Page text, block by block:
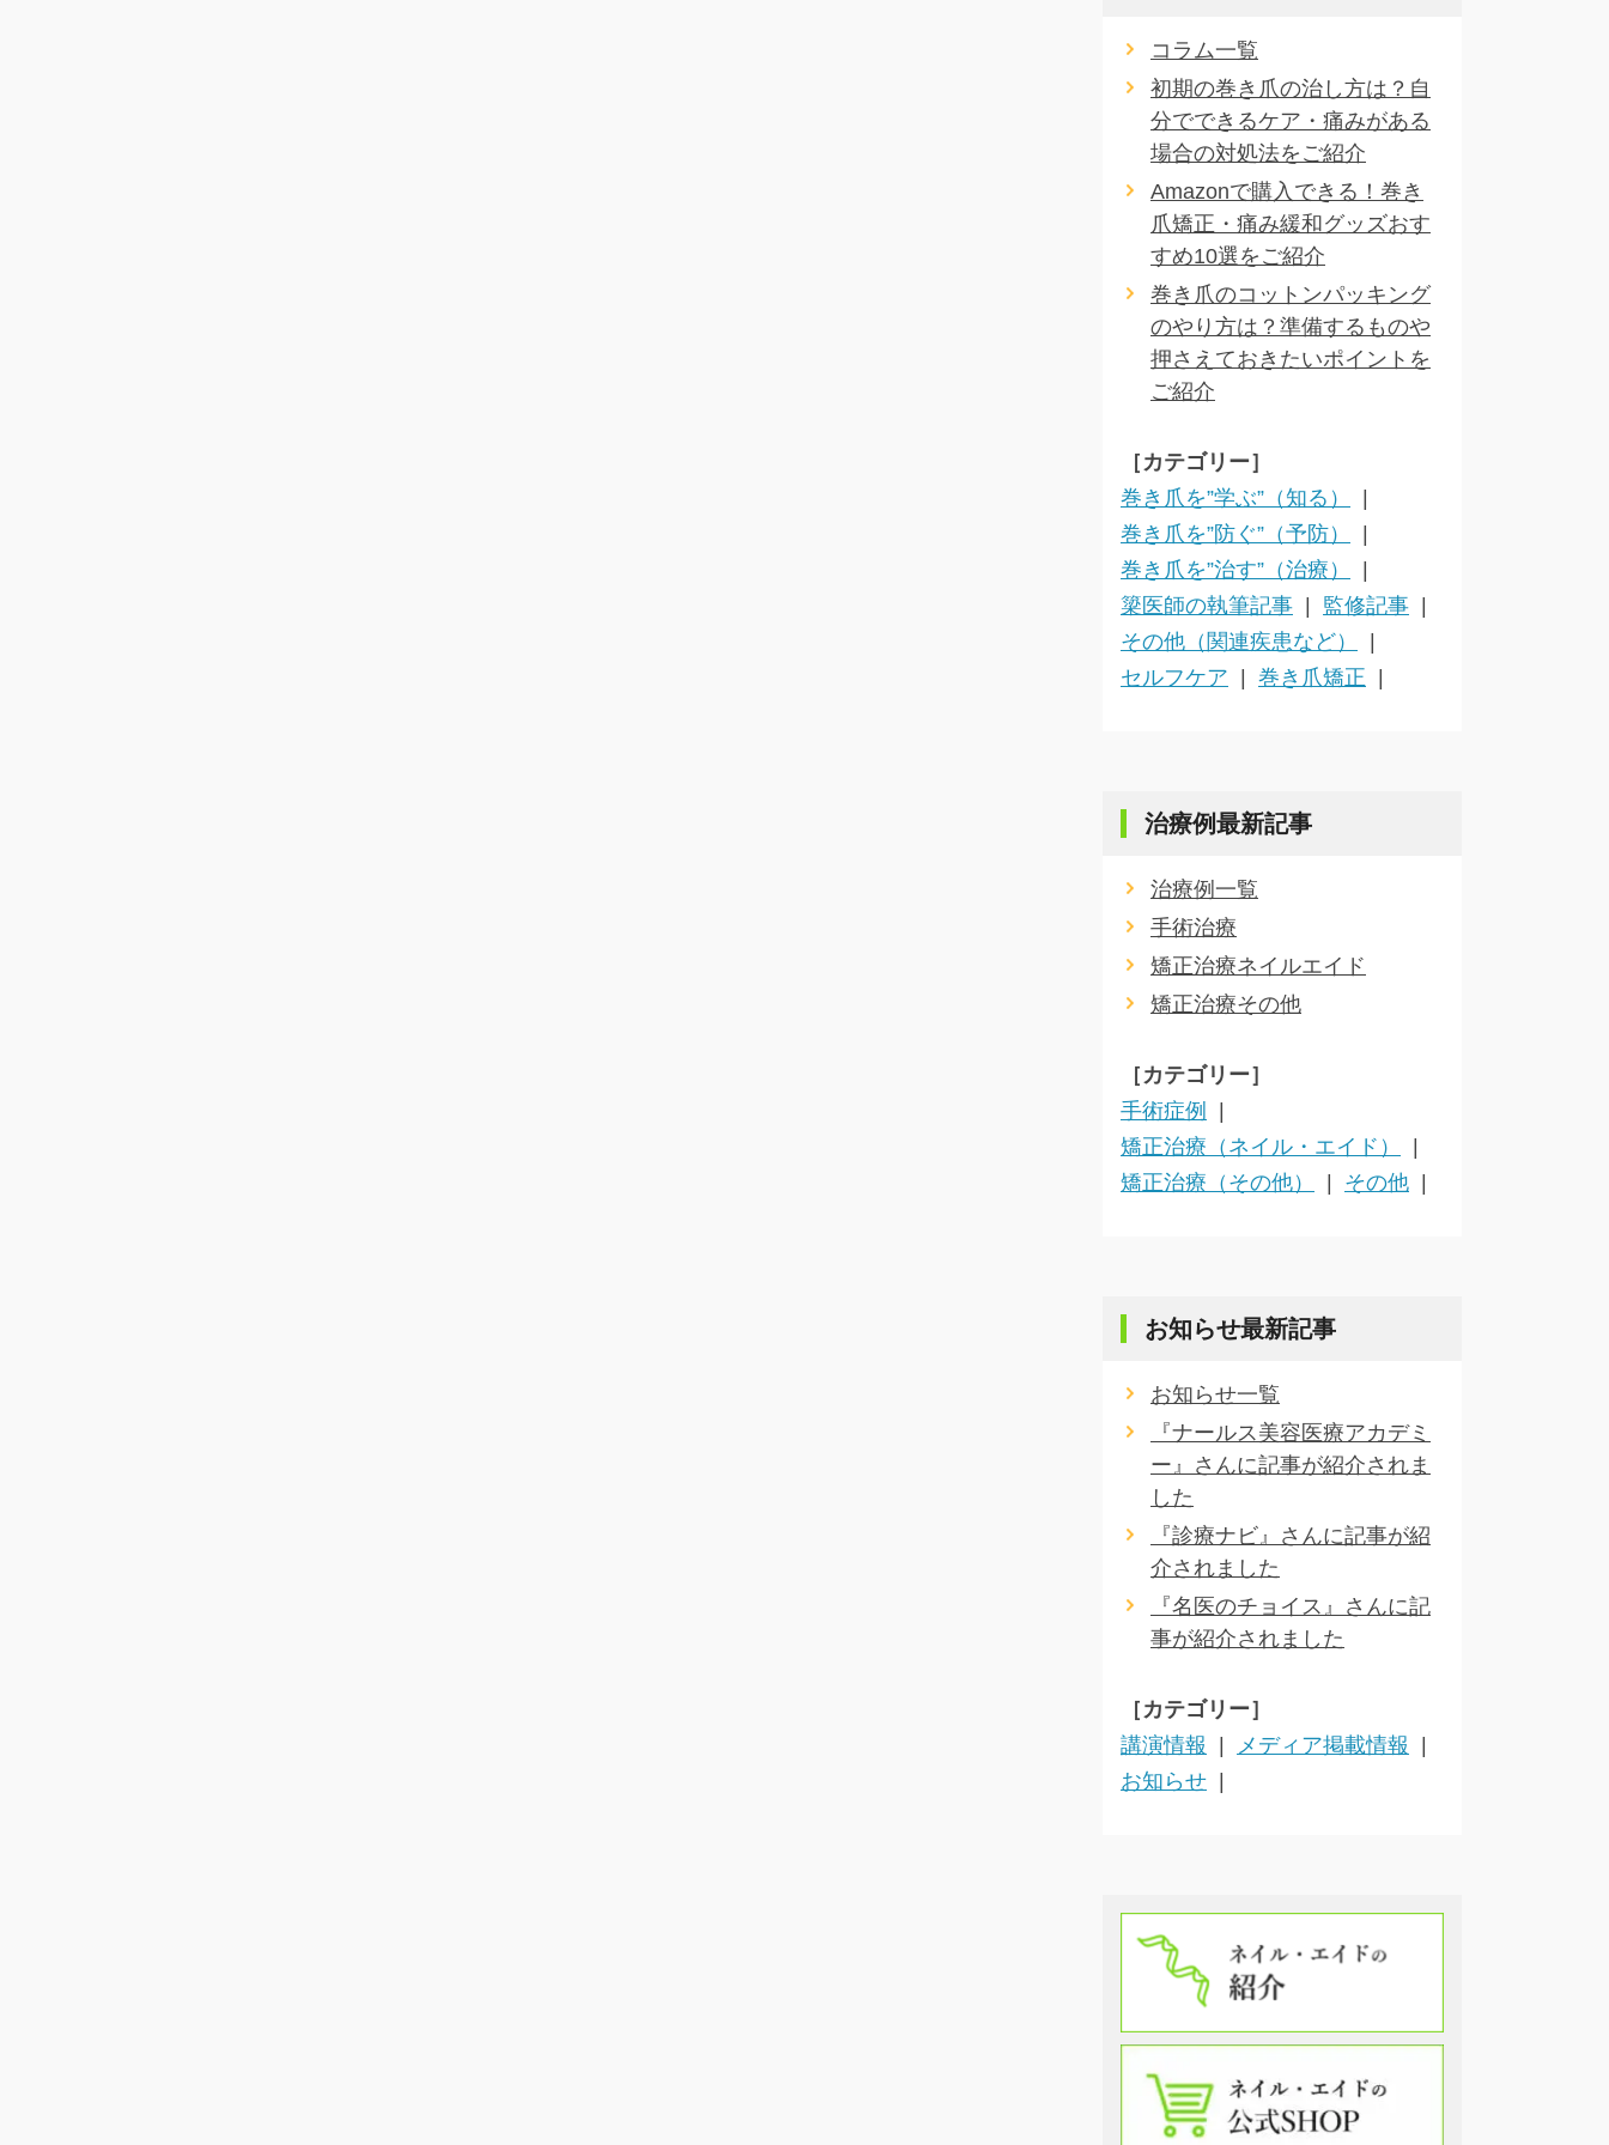
コラム一覧
初期の巻き爪の治し方は？自
分でできるケア・痛みがある
場合の対処法をご紹介
Amazonで購入できる！巻き
爪矯正・痛み緩和グッズおす
すめ10選をご紹介
巻き爪のコットンパッキング
のやり方は？準備するものや
押さえておきたいポイントを
ご紹介
［カテゴリー］
巻き爪を”学ぶ”（知る）
巻き爪を”防ぐ”（予防）
巻き爪を”治す”（治療）
簗医師の執筆記事
監修記事
その他（関連疾患など）
セルフケア
巻き爪矯正
治療例最新記事
治療例一覧
手術治療
矯正治療ネイルエイド
矯正治療その他
［カテゴリー］
手術症例
矯正治療（ネイル・エイド）
矯正治療（その他）
その他
お知らせ最新記事
お知らせ一覧
『ナールス美容医療アカデミ
ー』さんに記事が紹介されま
した
『診療ナビ』さんに記事が紹
介されました
『名医のチョイス』さんに記
事が紹介されました
［カテゴリー］
講演情報
メディア掲載情報
お知らせ